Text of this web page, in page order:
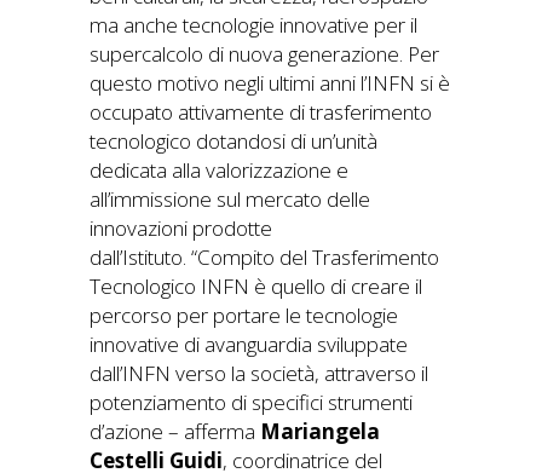
ma anche tecnologie innovative per il
supercalcolo di nuova generazione. Per
questo motivo negli ultimi anni l’INFN si è
occupato attivamente di trasferimento
tecnologico dotandosi di un’unità
dedicata alla valorizzazione e
all’immissione sul mercato delle
innovazioni prodotte
dall’Istituto. “Compito del Trasferimento
Tecnologico INFN è quello di creare il
percorso per portare le tecnologie
innovative di avanguardia sviluppate
dall’INFN verso la società, attraverso il
potenziamento di specifici strumenti
d’azione – afferma Mariangela
Cestelli Guidi, coordinatrice del